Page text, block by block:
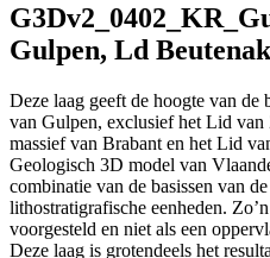
Gulpen, Ld
Deze laag geeft de hoogte van
van Gulpen, exclusief het Lid
massief van Brabant en het Lid
Geologisch 3D model van
combinatie van de basissen van
lithostratigrafische eenheden.
voorgesteld en niet als een
Deze laag is grotendeels het